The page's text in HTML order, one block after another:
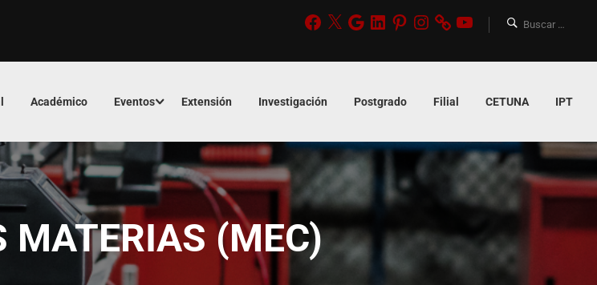
Académico Eventos Extensión Investigación Postgrado Filial CETUNA IPT
MATERIAS (MEC)